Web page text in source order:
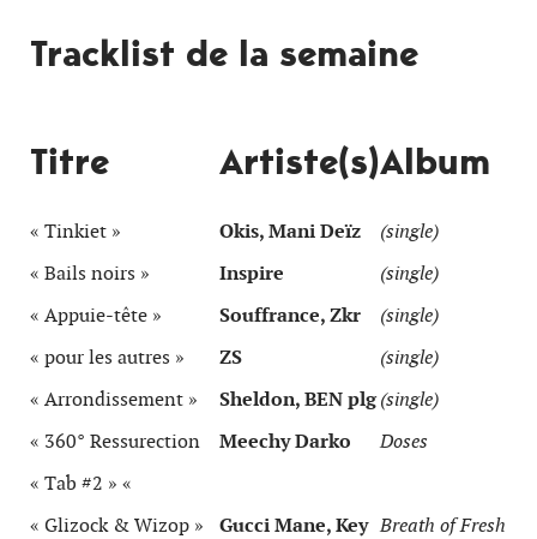
Tracklist de la semaine
Titre Artiste(s)Album
« Tinkiet » Okis, Mani Deïz
(single)
« Bails noirs »
Inspire
(single)
« Appuie-tête »
Souffrance, Zkr
(single)
« pour les autres »
ZS
(single)
« Arrondissement »
Sheldon, BEN plg(single)
« 360° Ressurection
« Tab #2 » «
Meechy Darko Doses
« Glizock & Wizop »
Gucci Mane, Key Breath of Fresh